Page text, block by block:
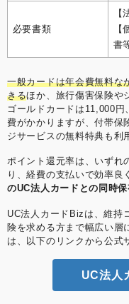
必要書類
書
一般カードは年会費無料な
きるほか、旅行傷害保険や
ゴールドカードは11,000
費がかかりますが、付帯保
ジサービスの無料特典も利
ポイント還元率は、いずれ
り、経費の支払いで効率良
のUC法人カードとの同時
UC法人カードBizは、維持
険を求める方まで幅広い層
は、以下のリンクから公式
UC法人